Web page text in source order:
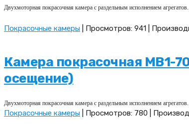
Двухмоторная покрасочная камера с раздельным исполнением агрегатов.
Покрасочные камеры | Просмотров: 941 |
Камера покрасочная MB1-
осещение)
Двухмоторная покрасочная камера с раздельным исполнением агрегатов.
Покрасочные камеры | Просмотров: 780 |